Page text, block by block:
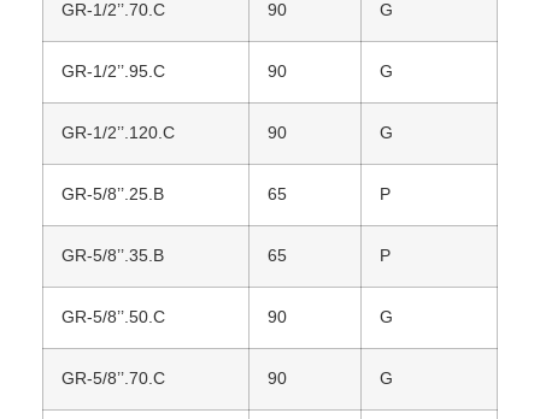
GR-1/2’’.70.C 90 G
GR-1/2’’.95.C 90 G
GR-1/2’’.120.C 90 G
GR-5/8’’.25.B 65 P
GR-5/8’’.35.B 65 P
GR-5/8’’.50.C 90 G
GR-5/8’’.70.C 90 G